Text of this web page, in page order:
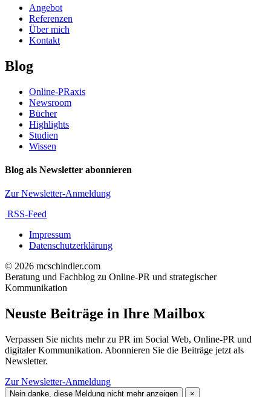
Angebot
Referenzen
Über mich
Kontakt
Blog
Online-PRaxis
Newsroom
Bücher
Highlights
Studien
Wissen
Blog als Newsletter abonnieren
Zur Newsletter-Anmeldung
RSS-Feed
Impressum
Datenschutzerklärung
© 2026 mcschindler.com
Beratung und Fachblog zu Online-PR und strategischer
Kommunikation
Neuste Beiträge in Ihre Mailbox
Verpassen Sie nichts mehr zu PR im Social Web, Online-PR und
digitaler Kommunikation. Abonnieren Sie die Beiträge jetzt als
Newsletter.
Zur Newsletter-Anmeldung
Nein danke, diese Meldung nicht mehr anzeigen ×